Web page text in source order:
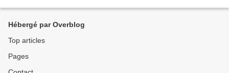
Hébergé par Overblog
Top articles
Pages